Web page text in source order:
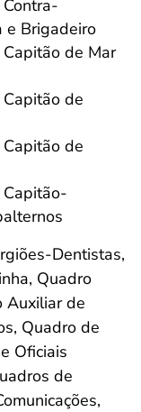
e Brigadeiro
de Mar
de
de
Dentistas,
Quadro
Auxiliar de
Quadro de
Oficiais
de